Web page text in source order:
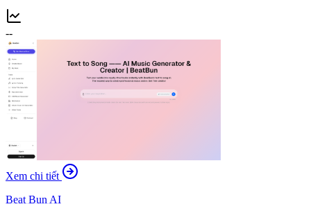
--
Xem chi tiết
Beat Bun AI